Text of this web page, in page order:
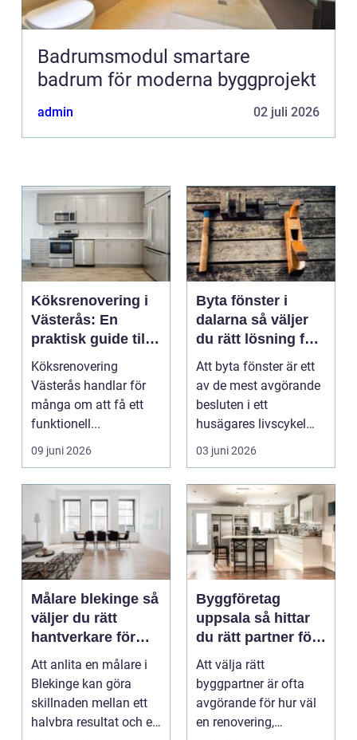
Badrumsmodul smartare
badrum för moderna byggprojekt
admin 02 juli 2026
Köksrenovering i
Västerås: En
praktisk guide till
ett lyckat projekt
Köksrenovering
Västerås handlar för
många om att få ett
funktionell...
09 juni 2026
Byta fönster i
dalarna så väljer
du rätt lösning för
hus och klimat
Att byta fönster är ett
av de mest avgörande
besluten i ett
husägares livscykel
med sitt hem. Rätt f...
03 juni 2026
Målare blekinge så
väljer du rätt
hantverkare för
ditt projekt
Att anlita en målare i
Blekinge kan göra
skillnaden mellan ett
halvbra resultat och ett
Byggföretag
uppsala så hittar
du rätt partner för
renovering och
ombyggnad
Att välja rätt
byggpartner är ofta
avgörande för hur väl
en renovering,